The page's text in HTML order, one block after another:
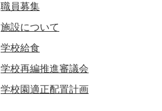
職員募集
施設について
学校給食
学校再編推進審議会
学校園適正配置計画